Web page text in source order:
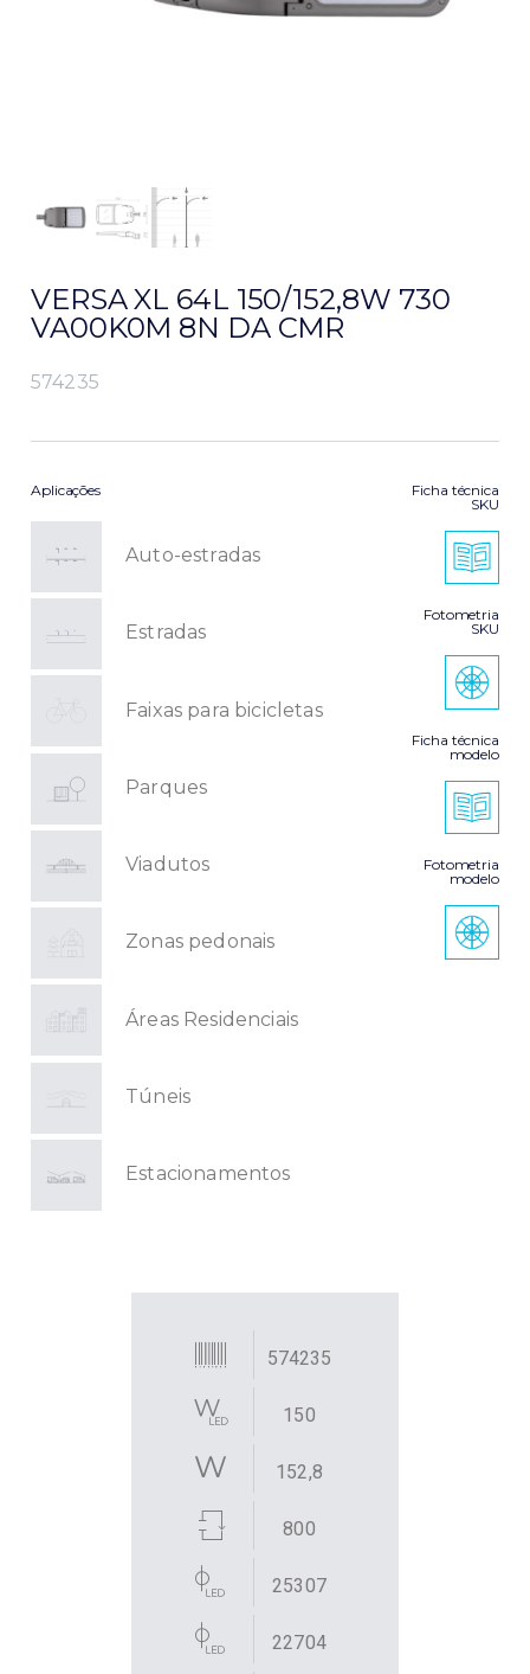
VERSA XL 64L 150/152,8W 730
VA00K0M 8N DA CMR
574235
Aplicações
Auto-estradas
Estradas
Faixas para bicicletas
Parques
Viadutos
Zonas pedonais
Áreas Residenciais
Túneis
Estacionamentos
Ficha técnica
SKU
Fotometria
SKU
Ficha técnica
modelo
Fotometria
modelo
574235
150
152,8
800
25307
22704